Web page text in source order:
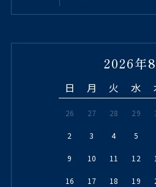
2026年
日 月 火 水
26 27 28 29
2 3 4 5
9 10 11 12
16 17 18 19